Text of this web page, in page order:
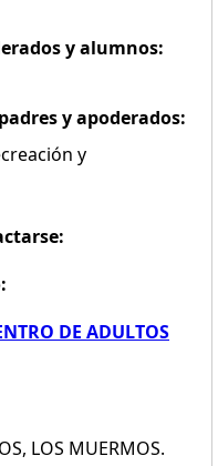
y alumnos:
y apoderados:
y
DE ADULTOS
LOS MUERMOS.